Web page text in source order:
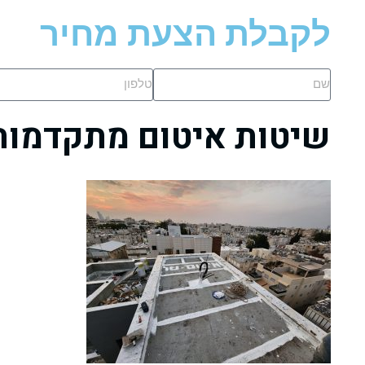
לקבלת הצעת מחיר
שיטות איטום